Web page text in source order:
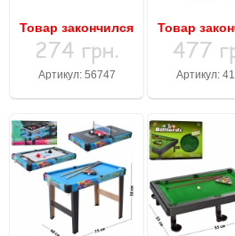
Товар закончился
274 грн.
Артикул: 56747
Товар
477
Артикул: